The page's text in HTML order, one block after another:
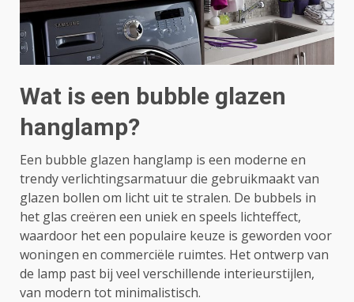
Wat is een bubble glazen
hanglamp?
Een bubble glazen hanglamp is een moderne en
trendy verlichtingsarmatuur die gebruikmaakt van
glazen bollen om licht uit te stralen. De bubbels in
het glas creëren een uniek en speels lichteffect,
waardoor het een populaire keuze is geworden voor
woningen en commerciële ruimtes. Het ontwerp van
de lamp past bij veel verschillende interieurstijlen,
van modern tot minimalistisch.